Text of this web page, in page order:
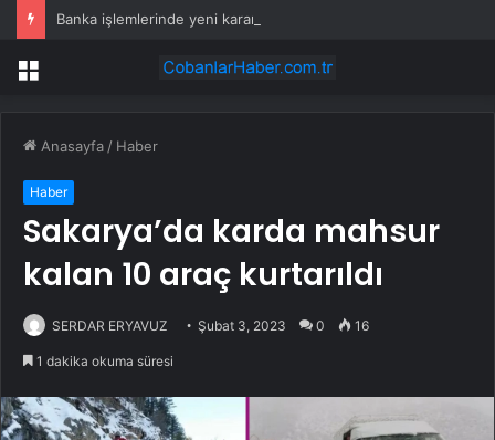
Banka işlemlerinde yeni karar! Ücreti müşteri ödeyecek
Menü
Anasayfa / Haber
Haber
Sakarya’da karda mahsur
kalan 10 araç kurtarıldı
SERDAR ERYAVUZ Şubat 3, 2023 0 16
1 dakika okuma süresi